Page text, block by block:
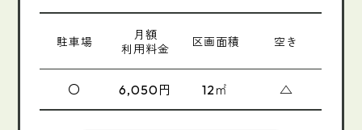
駐車場
月額
利用料金
区画面積 空き
〇 6,050円 12 ㎡ △